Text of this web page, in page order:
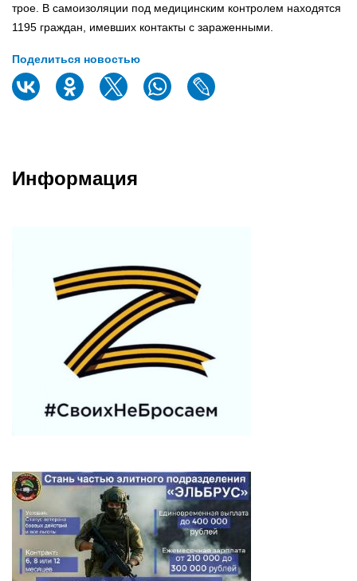
трое. В самоизоляции под медицинским контролем находятся
1195 граждан, имевших контакты с зараженными.
Поделиться новостью
Информация